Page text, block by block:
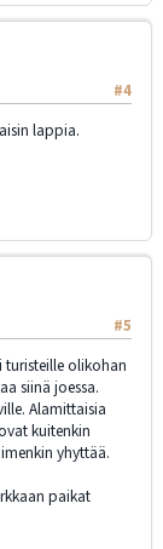
#4
lappia.
#5
turisteille olikohan
siinä joessa.
Alamittaisia
kuitenkin
yhyttää.
paikat